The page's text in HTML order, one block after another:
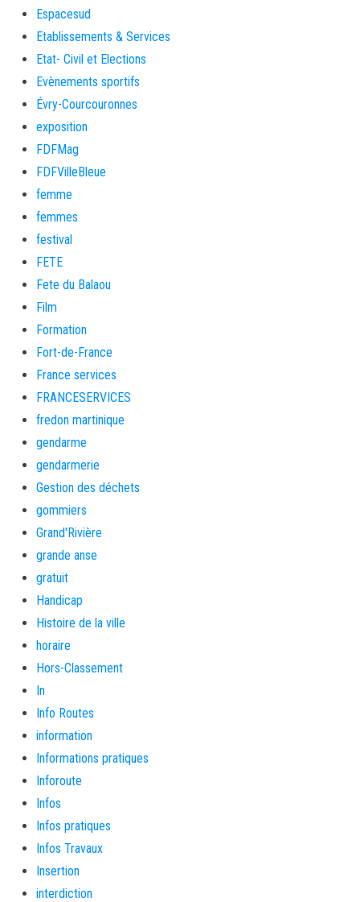
Espacesud
Etablissements & Services
Etat- Civil et Elections
Evènements sportifs
Évry-Courcouronnes
exposition
FDFMag
FDFVilleBleue
femme
femmes
festival
FETE
Fete du Balaou
Film
Formation
Fort-de-France
France services
FRANCESERVICES
fredon martinique
gendarme
gendarmerie
Gestion des déchets
gommiers
Grand'Rivière
grande anse
gratuit
Handicap
Histoire de la ville
horaire
Hors-Classement
In
Info Routes
information
Informations pratiques
Inforoute
Infos
Infos pratiques
Infos Travaux
Insertion
interdiction